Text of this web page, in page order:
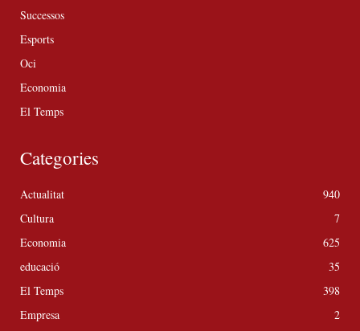
Successos
Esports
Oci
Economia
El Temps
Categories
Actualitat
940
Cultura
7
Economia
625
educació
35
El Temps
398
Empresa
2